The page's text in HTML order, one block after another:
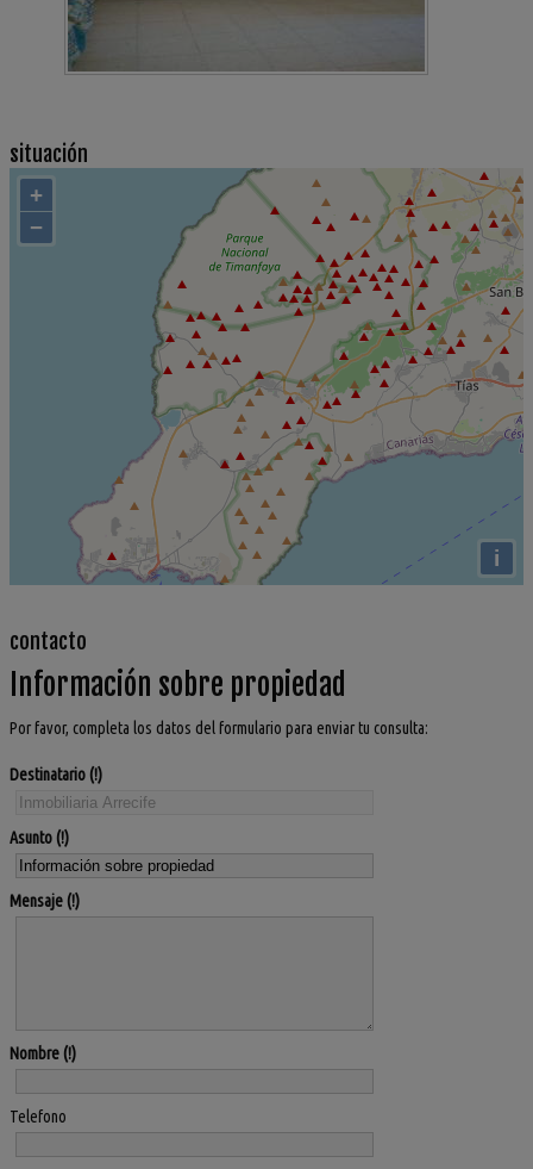
situación
+
−
i
contacto
Información sobre propiedad
Por favor, completa los datos del formulario para enviar tu consulta:
Destinatario
Asunto
Mensaje
Nombre
Telefono